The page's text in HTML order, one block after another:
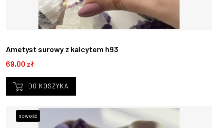
Ametyst surowy z kalcytem h93
69,00 zł
DO KOSZYKA
nowość